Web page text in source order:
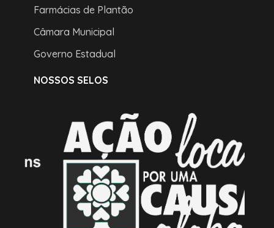
Farmácias de Plantão
Câmara Municipal
Governo Estadual
NOSSOS SELOS